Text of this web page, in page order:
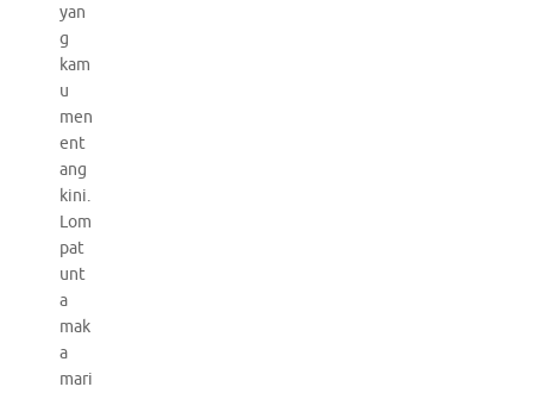
yan
g
kam
u
men
ent
ang
kini.
Lom
pat
unt
a
mak
a
mari